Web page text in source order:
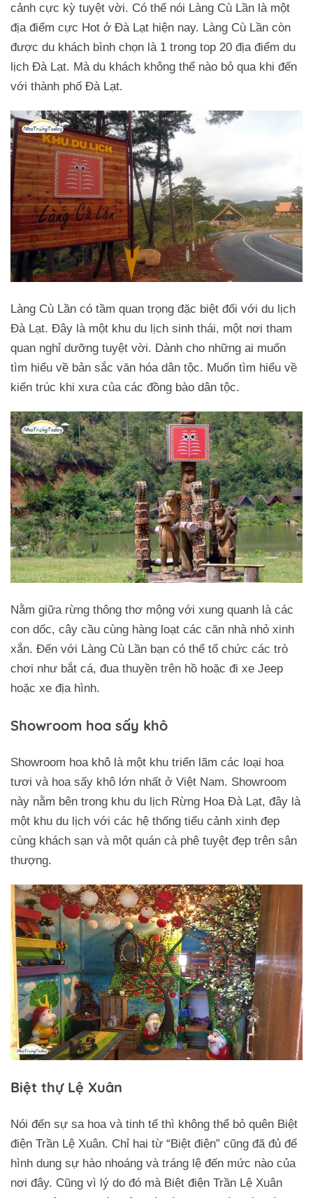
cảnh cực kỳ tuyệt vời. Có thể nói Làng Cù Lần là một
địa điểm cực Hot ở Đà Lạt hiện nay. Làng Cù Lần còn
được du khách bình chọn là 1 trong top 20 địa điểm du
lịch Đà Lạt. Mà du khách không thể nào bỏ qua khi đến
với thành phố Đà Lạt.
Làng Cù Lần có tầm quan trọng đặc biệt đối với du lịch
Đà Lạt. Đây là một khu du lịch sinh thái, một nơi tham
quan nghỉ dưỡng tuyệt vời. Dành cho những ai muốn
tìm hiểu về bản sắc văn hóa dân tộc. Muốn tìm hiểu về
kiến trúc khi xưa của các đồng bào dân tộc.
Nằm giữa rừng thông thơ mộng với xung quanh là các
con dốc, cây cầu cùng hàng loạt các căn nhà nhỏ xinh
xắn. Đến với Làng Cù Lần bạn có thể tổ chức các trò
chơi như bắt cá, đua thuyền trên hồ hoặc đi xe Jeep
hoặc xe địa hình.
Showroom hoa sấy khô
Showroom hoa khô là một khu triển lãm các loại hoa
tươi và hoa sấy khô lớn nhất ở Việt Nam. Showroom
này nằm bên trong khu du lịch Rừng Hoa Đà Lạt, đây là
một khu du lịch với các hệ thống tiểu cảnh xinh đẹp
cùng khách sạn và một quán cà phê tuyệt đẹp trên sân
thượng.
Biệt thự Lệ Xuân
Nói đến sự sa hoa và tinh tế thì không thể bỏ quên Biệt
điện Trần Lệ Xuân. Chỉ hai từ “Biệt điện” cũng đã đủ để
hình dung sự hào nhoáng và tráng lệ đến mức nào của
nơi đây. Cũng vì lý do đó mà Biệt điện Trần Lệ Xuân